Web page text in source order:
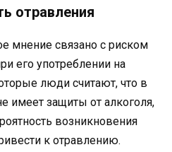
отравления
мнение связано с риском
его употреблении на
люди считают, что в
имеет защиты от алкоголя,
возникновения
к отравлению.